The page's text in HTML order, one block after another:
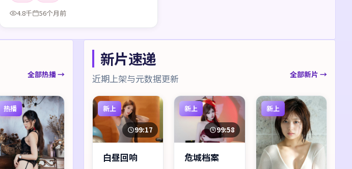
4.8千
56个月前
全部热播 →
热播
新片速递
近期上架与元数据更新 全部新片 →
新上
99:17
白昼回响
新上
99:58
危城档案
新上